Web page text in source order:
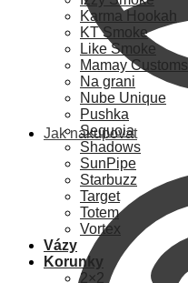
Jak nakupovat
Karma Hookah
KT Smoke
Like Smoke
Mamay Customs
Na grani
Nube Unique
Pushka
Sequoia
Shadows
SunPipe
Starbuzz
Target
Totem
Vortex
Vázy
Korunky
2×2